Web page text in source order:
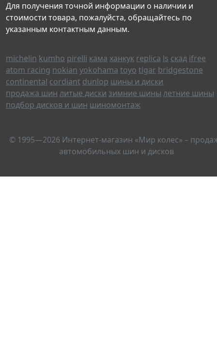
Для получения точной информации о наличии и
стоимости товара, пожалуйста, обращайтесь по
указанным контактным данным.
michelin kumho pirelli кама ханкук replica ls скад ifree
atom racing nokian yokohama toyo tigar bridgestone
continental cordiant dunlop шины и диски
продажа шин литые диски зимние шины летние шины
подбор дисков и шин шиномонтаж
© 1995—2026 Интернет-магазин «Мир колес» –
автомобильных шин и дисков